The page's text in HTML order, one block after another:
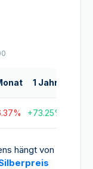
1 Jahr
% +73.25%
hängt von